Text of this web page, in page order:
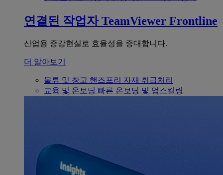
연결된 작업자 TeamViewer Frontline
산업용 증강현실로 효율성을 증대합니다.
더 알아보기
물류 및 창고 핸즈프리 자재 취급처리
교육 및 온보딩 빠른 온보딩 및 업스킬링